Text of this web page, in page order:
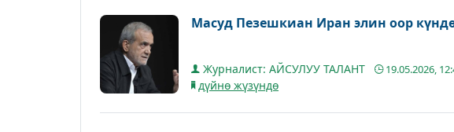
Масуд Пезешкиан Иран элин оор
Журналист: АЙСУЛУУ ТАЛАНТ 19.05.2026,
дүйнө жүзүндө